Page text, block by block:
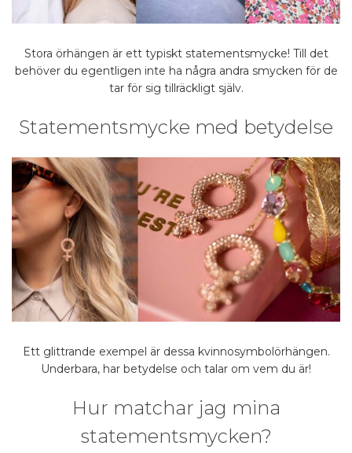
Stora örhängen är ett typiskt statementsmycke! Till det
behöver du egentligen inte ha några andra smycken för de
tar för sig tillräckligt själv.
Statementsmycke med betydelse
Ett glittrande exempel är dessa kvinnosymbolörhängen.
Underbara, har betydelse och talar om vem du är!
Hur matchar jag mina
statementsmycken?